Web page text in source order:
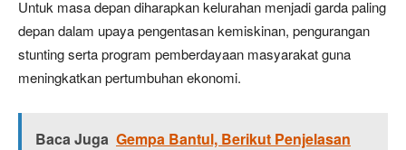
Untuk masa depan diharapkan kelurahan menjadi garda paling
depan dalam upaya pengentasan kemiskinan, pengurangan
stunting serta program pemberdayaan masyarakat guna
meningkatkan pertumbuhan ekonomi.
Baca Juga Gempa Bantul, Berikut Penjelasan